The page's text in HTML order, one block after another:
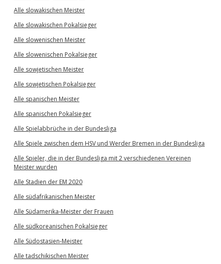
Alle slowakischen Meister
Alle slowakischen Pokalsieger
Alle slowenischen Meister
Alle slowenischen Pokalsieger
Alle sowjetischen Meister
Alle sowjetischen Pokalsieger
Alle spanischen Meister
Alle spanischen Pokalsieger
Alle Spielabbrüche in der Bundesliga
Alle Spiele zwischen dem HSV und Werder Bremen in der Bundesliga
Alle Spieler, die in der Bundesliga mit 2 verschiedenen Vereinen
Meister wurden
Alle Stadien der EM 2020
Alle südafrikanischen Meister
Alle Südamerika-Meister der Frauen
Alle südkoreanischen Pokalsieger
Alle Südostasien-Meister
Alle tadschikischen Meister